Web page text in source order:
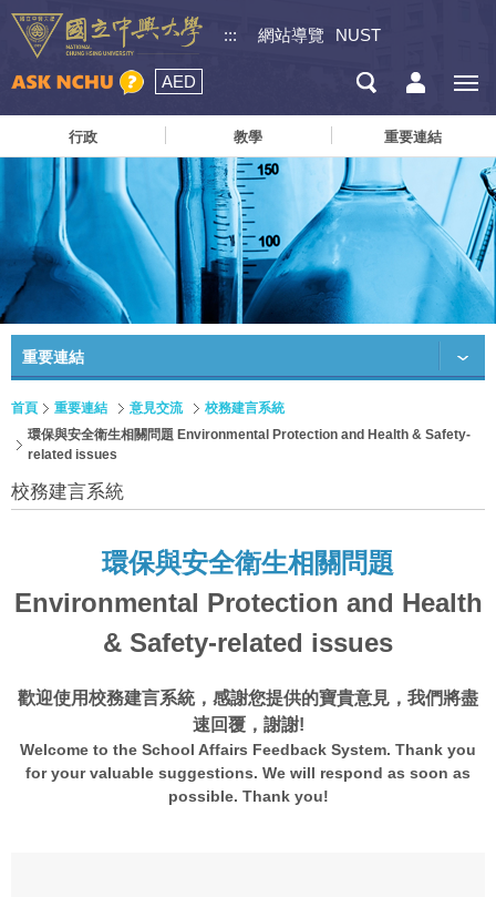
::: 網站導覽 NUST
AED
行政 教學 重要連結
重要連結
首頁 重要連結 意見交流
校務建言系統
環保與安全衛生相關問題 Environmental Protection and Health & Safety-
related issues
校務建言系統
環保與安全衛生相關問題
Environmental Protection and Health
& Safety-related issues
歡迎使用校務建言系統，感謝您提供的寶貴意見，我們將盡
速回覆，謝謝!
Welcome to the School Affairs Feedback System. Thank you
for your valuable suggestions. We will respond as soon as
possible. Thank you!